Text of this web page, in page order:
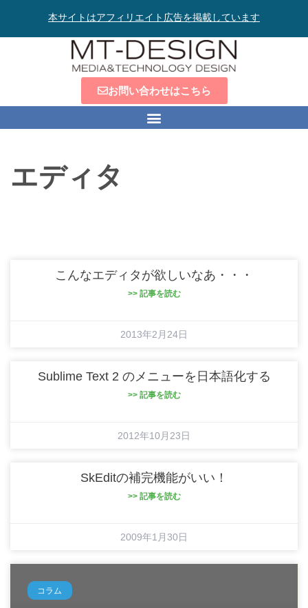
本サイトはアフィリエイト広告を掲載しています
お問い合わせはこちら
エディタ
こんなエディタが欲しいなあ・・・
>> 記事を読む
2013年2月24日
Sublime Text 2 のメニューを日本語化する
>> 記事を読む
2012年10月23日
SkEditの補完機能がいい！
>> 記事を読む
2009年1月30日
コラム